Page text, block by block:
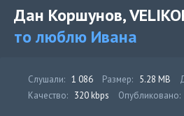
Дан Коршунов,
то люблю Ивана
Слушали: 1 086 Размер: 5.28 MB
Качество: 320 kbps Опубликовано: